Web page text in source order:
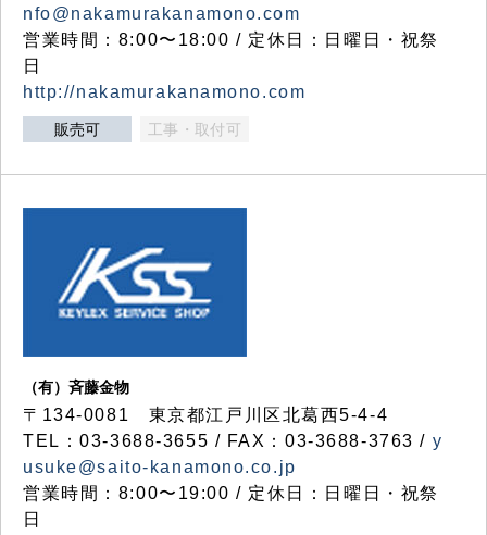
nfo@nakamurakanamono.com
営業時間：8:00〜18:00 / 定休日：日曜日・祝祭
日
http://nakamurakanamono.com
販売可 工事・取付可
（有）斉藤金物
〒134-0081 東京都江戸川区北葛西5-4-4
TEL：03-3688-3655 / FAX：03-3688-3763 / y
usuke@saito-kanamono.co.jp
営業時間：8:00〜19:00 / 定休日：日曜日・祝祭
日